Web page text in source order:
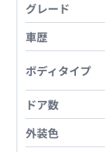
グレード
車歴
ボディタイプ
ドア数
外装色